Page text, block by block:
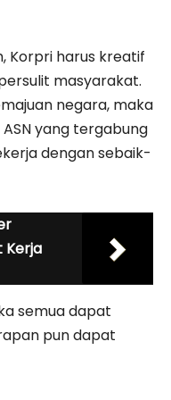
Korpri harus kreatif
masyarakat.
negara, maka
yang tergabung
dengan sebaik-
Kerja
semua dapat
pun dapat